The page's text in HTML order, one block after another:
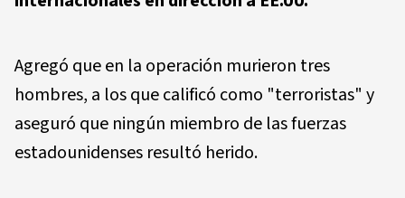
Agregó que en la operación murieron tres
hombres, a los que calificó como "terroristas" y
aseguró que ningún miembro de las fuerzas
estadounidenses resultó herido.